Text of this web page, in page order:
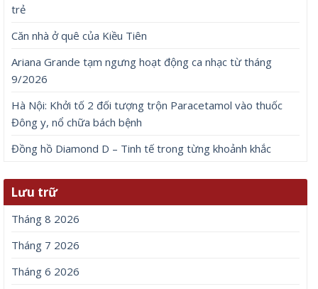
trẻ
Căn nhà ở quê của Kiều Tiên
Ariana Grande tạm ngưng hoạt động ca nhạc từ tháng
9/2026
Hà Nội: Khởi tố 2 đối tượng trộn Paracetamol vào thuốc
Đông y, nổ chữa bách bệnh
Đồng hồ Diamond D – Tinh tế trong từng khoảnh khắc
Lưu trữ
Tháng 8 2026
Tháng 7 2026
Tháng 6 2026